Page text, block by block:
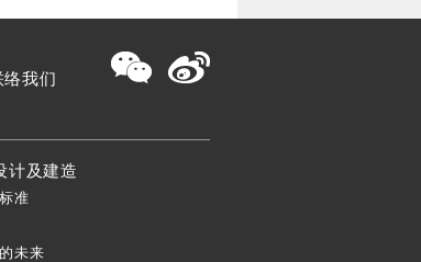
络我们
计及建造
准
未来